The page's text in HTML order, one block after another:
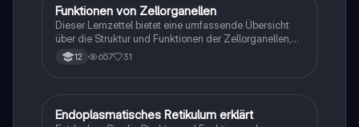
Zellbiologie und Organellen beschäftigen.
Biologie
Funktionen von Zellorganellen
Dieser Lernzettel bietet eine umfassende Übersicht
über die Struktur und Funktionen der Zellorganellen,
einschließlich Zellkern, Mitochondrien, Chloroplasten,
Endoplasmatisches Retikulum, Golgi-Apparat,
Biologiestudenten und zur Vorbereitung auf
12 657 31
Biologie
Endoplasmatisches Retikulum erklärt